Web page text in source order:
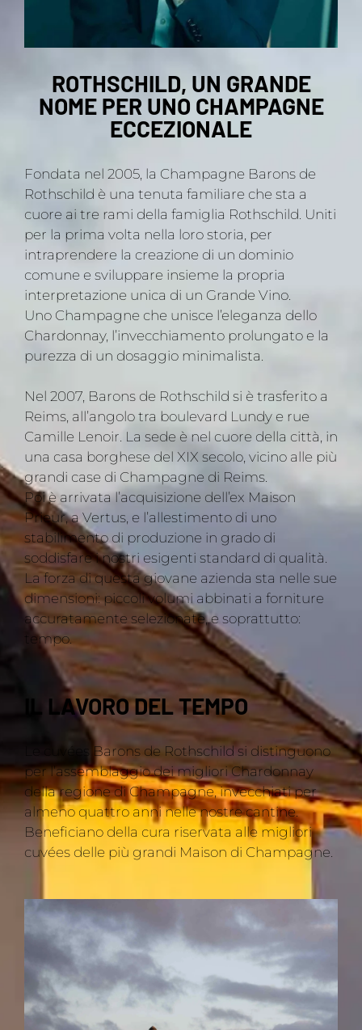
ROTHSCHILD, UN GRANDE
NOME PER UNO CHAMPAGNE
ECCEZIONALE
Fondata nel 2005, la Champagne Barons de
Rothschild è una tenuta familiare che sta a
cuore ai tre rami della famiglia Rothschild. Uniti
per la prima volta nella loro storia, per
intraprendere la creazione di un dominio
comune e sviluppare insieme la propria
interpretazione unica di un Grande Vino.
Uno Champagne che unisce l’eleganza dello
Chardonnay, l’invecchiamento prolungato e la
purezza di un dosaggio minimalista.
Nel 2007, Barons de Rothschild si è trasferito a
Reims, all’angolo tra boulevard Lundy e rue
Camille Lenoir. La sede è nel cuore della città, in
una casa borghese del XIX secolo, vicino alle più
grandi case di Champagne di Reims.
Poi è arrivata l’acquisizione dell’ex Maison
Prieur, a Vertus, e l’allestimento di uno
stabilimento di produzione in grado di
soddisfare i nostri esigenti standard di qualità.
La forza di questa giovane azienda sta nelle sue
dimensioni: piccoli volumi abbinati a forniture
accuratamente selezionate, e soprattutto:
tempo.
IL LAVORO DEL TEMPO
Le cuvées Barons de Rothschild si distinguono
per l’assemblaggio dei migliori Chardonnay
della regione di Champagne, invecchiati per
almeno quattro anni nelle nostre cantine.
Beneficiano della cura riservata alle migliori
cuvées delle più grandi Maison di Champagne.